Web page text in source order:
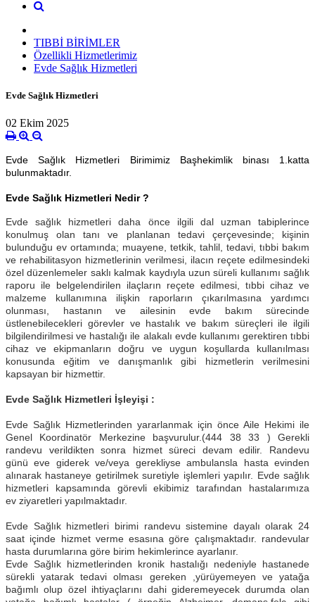
TIBBİ BİRİMLER
Özellikli Hizmetlerimiz
Evde Sağlık Hizmetleri
Evde Sağlık Hizmetleri
02 Ekim 2025
Evde Sağlık Hizmetleri Birimimiz Başhekimlik binası 1.katta
bulunmaktadır.
Evde Sağlık Hizmetleri Nedir ?
Evde sağlık hizmetleri daha önce ilgili dal uzman tabiplerince
konulmuş olan tanı ve planlanan tedavi çerçevesinde; kişinin
bulunduğu ev ortamında; muayene, tetkik, tahlil, tedavi, tıbbi bakım
ve rehabilitasyon hizmetlerinin verilmesi, ilacın reçete edilmesindeki
özel düzenlemeler saklı kalmak kaydıyla uzun süreli kullanımı sağlık
raporu ile belgelendirilen ilaçların reçete edilmesi, tıbbi cihaz ve
malzeme kullanımına ilişkin raporların çıkarılmasına yardımcı
olunması, hastanın ve ailesinin evde bakım sürecinde
üstlenebilecekleri görevler ve hastalık ve bakım süreçleri ile ilgili
bilgilendirilmesi ve hastalığı ile alakalı evde kullanımı gerektiren tıbbi
cihaz ve ekipmanların doğru ve uygun koşullarda kullanılması
konusunda eğitim ve danışmanlık gibi hizmetlerin verilmesini
kapsayan bir hizmettir.
Evde Sağlık Hizmetleri İşleyişi :
Evde Sağlık Hizmetlerinden yararlanmak için önce Aile Hekimi ile
Genel Koordinatör Merkezine başvurulur.(444 38 33 ) Gerekli
randevu verildikten sonra hizmet süreci devam edilir. Randevu
günü eve giderek ve/veya gerekliyse ambulansla hasta evinden
alınarak hastaneye getirilmek suretiyle işlemleri yapılır. Evde sağlık
hizmetleri kapsamında görevli ekibimiz tarafından hastalarımıza
ev ziyaretleri yapılmaktadır.
Evde Sağlık hizmetleri birimi randevu sistemine dayalı olarak 24
saat içinde hizmet verme esasına göre çalışmaktadır. randevular
hasta durumlarına göre birim hekimlerince ayarlanır.
Evde Sağlık hizmetlerinden kronik hastalığı nedeniyle hastanede
sürekli yatarak tedavi olması gereken ,yürüyemeyen ve yatağa
bağımlı olup özel ihtiyaçlarını dahi gideremeyecek durumda olan